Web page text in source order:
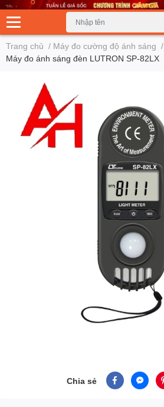
Trang chủ / Máy đo cường độ ánh sáng /
Máy đo ánh sáng đèn LUTRON SP-82LX
Chia sẻ